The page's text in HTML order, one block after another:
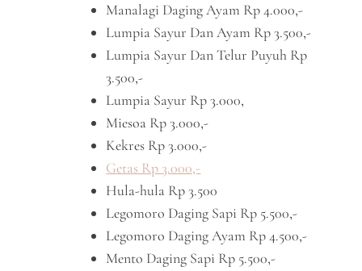
Manalagi Daging Ayam Rp 4.000,-
Lumpia Sayur Dan Ayam Rp 3.500,-
Lumpia Sayur Dan Telur Puyuh Rp
3.500,-
Lumpia Sayur Rp 3.000,
Miesoa Rp 3.000,-
Kekres Rp 3.000,-
Getas Rp 3.000,-
Hula-hula Rp 3.500
Legomoro Daging Sapi Rp 5.500,-
Legomoro Daging Ayam Rp 4.500,-
Mento Daging Sapi Rp 5.500,-